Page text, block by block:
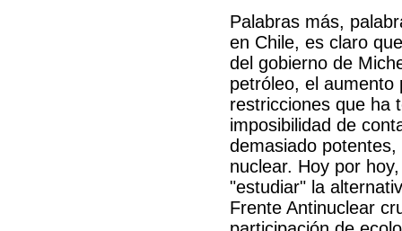
Palabras más,
en Chile, es claro
del gobierno de
petróleo, el aumento
restricciones que ha
imposibilidad de
demasiado
nuclear. Hoy por
"estudiar" la
Frente Antinuclear